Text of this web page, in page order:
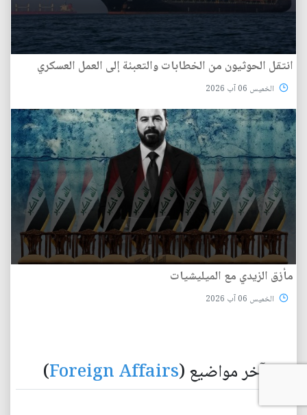
انتقل الحوثيون من الخطابات والتعبئة إلى العمل العسكري
الخميس 06 آب 2026
مأزق الزيدي مع الميليشيات
الخميس 06 آب 2026
آخر مواضيع (Foreign Affairs
)